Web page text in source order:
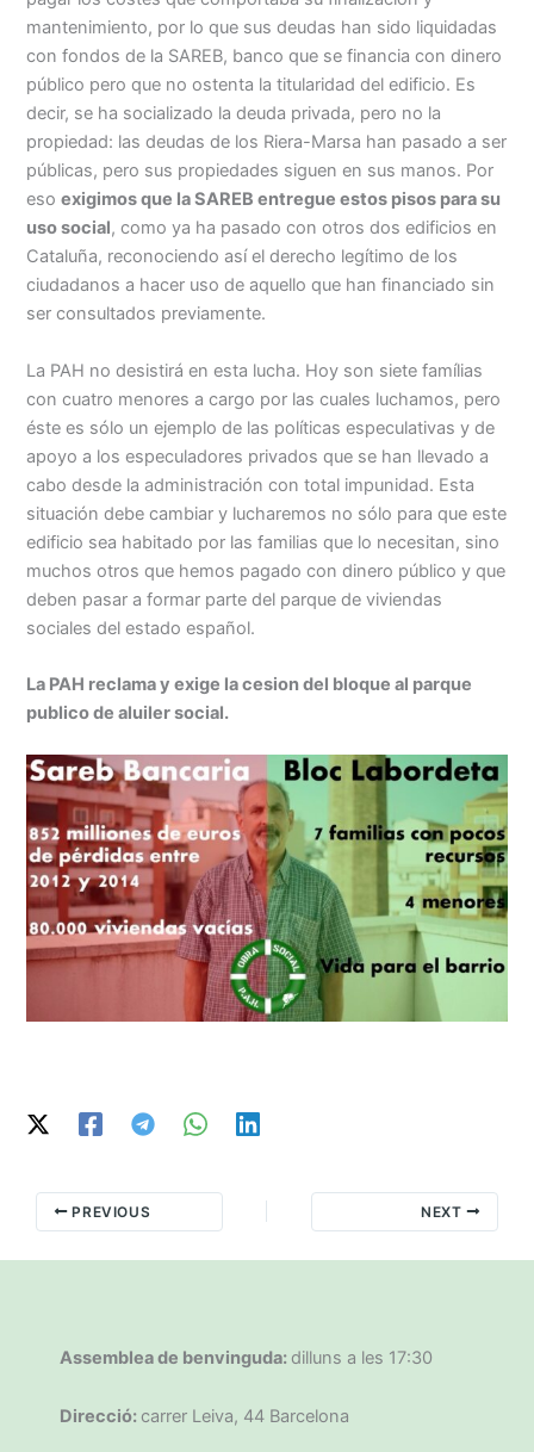
mantenimiento, por lo que sus deudas han sido liquidadas
con fondos de la SAREB, banco que se financia con dinero
público pero que no ostenta la titularidad del edificio. Es
decir, se ha socializado la deuda privada, pero no la
propiedad: las deudas de los Riera-Marsa han pasado a ser
públicas, pero sus propiedades siguen en sus manos. Por
esoexigimos que la SAREB entregue estos pisos para su
uso social, como ya ha pasado con otros dos edificios en
Cataluña, reconociendo así el derecho legítimo de los
ciudadanos a hacer uso de aquello que han financiado sin
ser consultados previamente.
La PAH no desistirá en esta lucha. Hoy son siete famílias
con cuatro menores a cargo por las cuales luchamos, pero
éste es sólo un ejemplo de las políticas especulativas y de
apoyo a los especuladores privados que se han llevado a
cabo desde la administración con total impunidad. Esta
situación debe cambiar y lucharemos no sólo para que este
edificio sea habitado por las familias que lo necesitan, sino
muchos otros que hemos pagado con dinero público y que
deben pasar a formar parte del parque de viviendas
sociales del estado español.
La PAH reclama y exige la cesion del bloque al parque
publico de aluiler social.
PREVIOUS NEXT
Assemblea de benvinguda: dilluns a les 17:30
Direcció: carrer Leiva, 44 Barcelona